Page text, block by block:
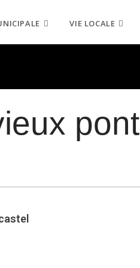
VIE LOCALE
pont